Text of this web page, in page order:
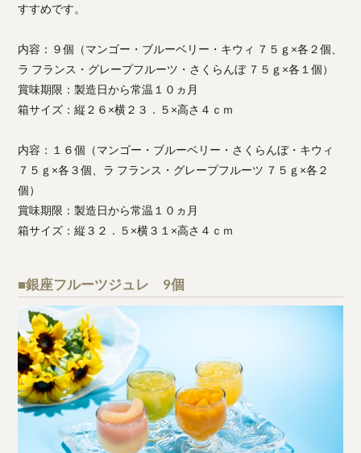
すすめです。
内容：９個（マンゴー・ブルーベリー・キウィ ７５ｇ×各２個、
ラ フランス・グレープフルーツ・さくらんぼ ７５ｇ×各１個）
賞味期限：製造日から常温１０ヵ月
箱サイズ：縦２６×横２３．５×高さ４ｃｍ
内容：１６個（マンゴー・ブルーベリー・さくらんぼ・キウィ
７５ｇ×各３個、ラ フランス・グレープフルーツ ７５ｇ×各２
個）
賞味期限：製造日から常温１０ヵ月
箱サイズ：縦３２．５×横３１×高さ４ｃｍ
■銀座フルーツジュレ 9個